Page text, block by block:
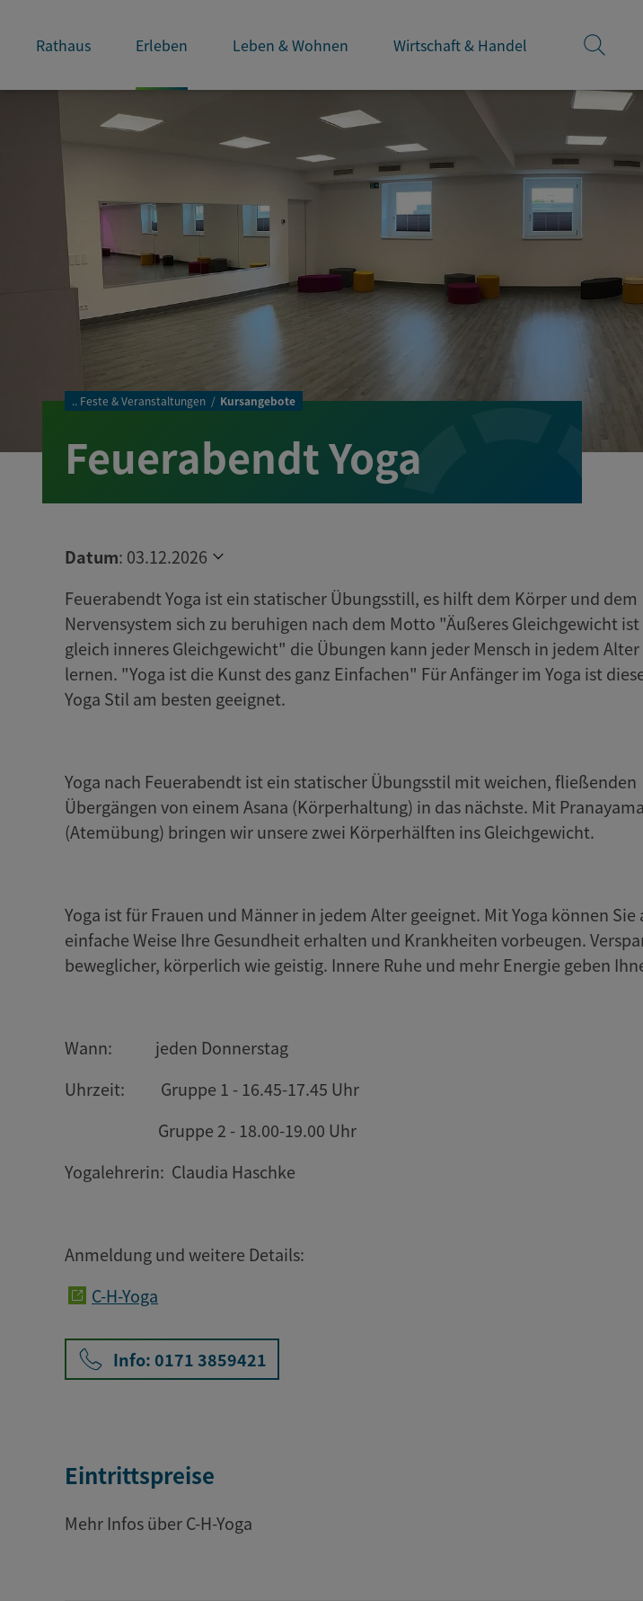
Rathaus Erleben Leben & Wohnen Wirtschaft & Handel
.. Feste & Veranstaltungen Kursangebote
Feuerabendt Yoga
Datum: 03.12.2026
Feuerabendt Yoga ist ein statischer Übungsstill, es hilft dem Körper und dem
Nervensystem sich zu beruhigen nach dem Motto "Äußeres Gleichgewicht ist
gleich inneres Gleichgewicht" die Übungen kann jeder Mensch in jedem Alter
lernen. "Yoga ist die Kunst des ganz Einfachen" Für Anfänger im Yoga ist
Yoga Stil am besten geeignet.
Yoga nach Feuerabendt ist ein statischer Übungsstil mit weichen, fließenden
Übergängen von einem Asana (Körperhaltung) in das nächste. Mit Pranayama
(Atemübung) bringen wir unsere zwei Körperhälften ins Gleichgewicht.
Yoga ist für Frauen und Männer in jedem Alter geeignet. Mit Yoga können Sie
einfache Weise Ihre Gesundheit erhalten und Krankheiten vorbeugen.
beweglicher, körperlich wie geistig. Innere Ruhe und mehr Energie geben
Wann: jeden Donnerstag
Uhrzeit: Gruppe 1 - 16.45-17.45 Uhr
Gruppe 2 - 18.00-19.00 Uhr
Yogalehrerin: Claudia Haschke
Anmeldung und weitere Details:
C-H-Yoga
Info: 0171 3859421
Eintrittspreise
Mehr Infos über C-H-Yoga